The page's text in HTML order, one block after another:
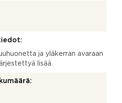
ja yläkerran avaraan
lisää.